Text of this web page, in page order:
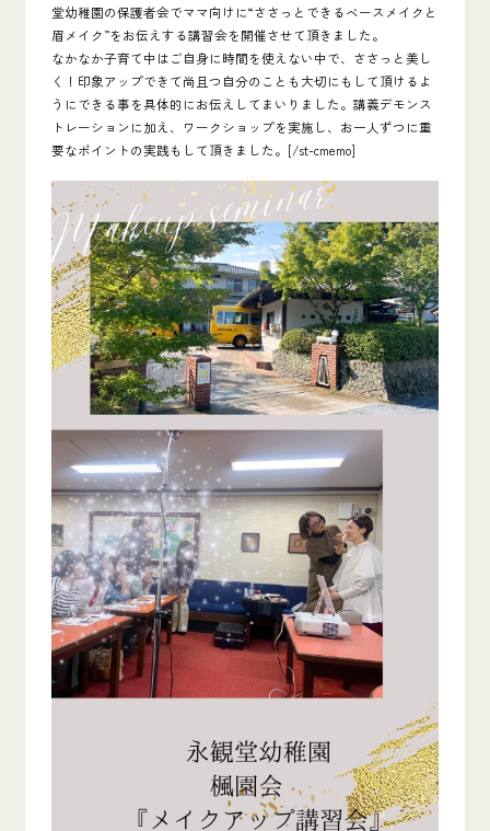
堂幼稚園の保護者会でママ向けに“ささっとできるベースメイクと
眉メイク”をお伝えする講習会を開催させて頂きました。
なかなか子育て中はご自身に時間を使えない中で、ささっと美し
く！印象アップできて尚且つ自分のことも大切にもして頂けるよ
うにできる事を具体的にお伝えしてまいりました。講義デモンス
トレーションに加え、ワークショップを実施し、お一人ずつに重
要なポイントの実践もして頂きました。[/st-cmemo]